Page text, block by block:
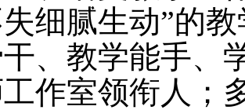
细腻生动”的
、教学能手、
作室领衔人；